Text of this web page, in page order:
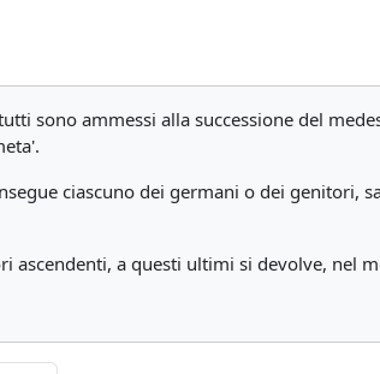
sono ammessi alla successione del
ciascuno dei germani o dei genitori,
ascendenti, a questi ultimi si devolve, nel